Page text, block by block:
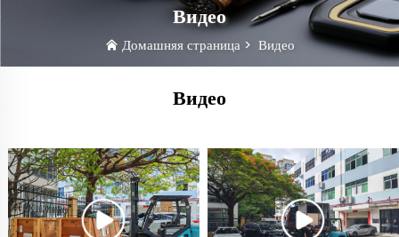
Видео
Домашняя страница> Видео
Видео